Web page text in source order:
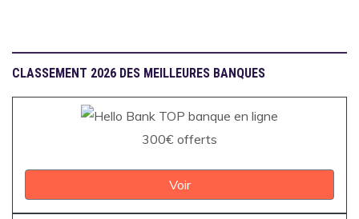
CLASSEMENT 2026 DES MEILLEURES BANQUES
300€ offerts
Voir